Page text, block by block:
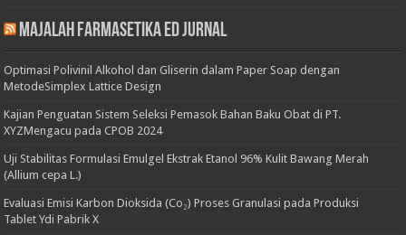
Majalah Farmasetika Ed Jurnal
Optimasi Polivinil Alkohol dan Gliserin dalam Paper Soap dengan
MetodeSimplex Lattice Design
Kajian Penguatan Sistem Seleksi Pemasok Bahan Baku Obat di PT.
XYZMengacu pada CPOB 2024
Uji Stabilitas Formulasi Emulgel Ekstrak Etanol 96% Kulit Bawang Merah
(Allium cepa L.)
Evaluasi Emisi Karbon Dioksida (Co₂) Proses Granulasi pada Produksi
Tablet Ydi Pabrik X